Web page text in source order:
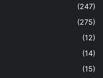
(247)
(275)
(12)
(14)
(15)